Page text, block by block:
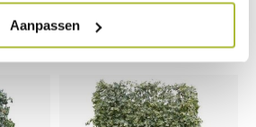
Aanpassen249,95